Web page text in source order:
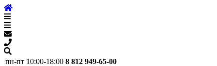
пн-пт 10:00-18:00 8 812 949-65-00